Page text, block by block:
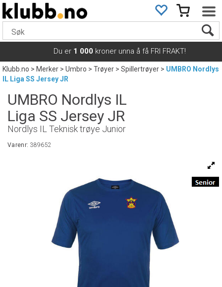
Du er 1 000 kroner unna å få FRI FRAKT!
Klubb.no>Merker>Umbro>Trøyer>Spillertrøyer>UMBRO Nordlys
IL Liga SS Jersey JR
UMBRO Nordlys IL
Liga SS Jersey JR
Nordlys IL Teknisk trøye Junior
Varenr: 389652